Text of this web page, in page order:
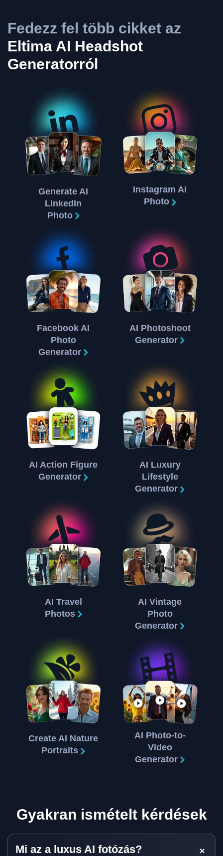
Fedezz fel több cikket az
Eltima AI Headshot
Generatorról
Generate AI
LinkedIn
Photo
Instagram AI
Photo
Facebook AI
Photo
Generator
AI Photoshoot
Generator
AI Action Figure
Generator
AI Luxury
Lifestyle
Generator
AI Travel
Photos
AI Vintage
Photo
Generator
Create AI Nature
Portraits
AI Photo-to-
Video
Generator
Gyakran ismételt kérdések
Mi az a luxus AI fotózás?